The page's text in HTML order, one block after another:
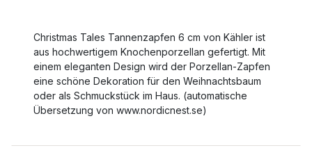
Christmas Tales Tannenzapfen 6 cm von Kähler ist
aus hochwertigem Knochenporzellan gefertigt. Mit
einem eleganten Design wird der Porzellan-Zapfen
eine schöne Dekoration für den Weihnachtsbaum
oder als Schmuckstück im Haus. (automatische
Übersetzung von www.nordicnest.se)